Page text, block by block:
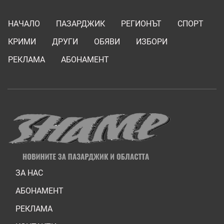
НАЧАЛО ПАЗАРДЖИК РЕГИОНЪТ
СПОРТ
КРИМИ
ДРУГИ ОБЯВИ
ИЗБОРИ
РЕКЛАМА
АБОНАМЕНТ
ЗА НАС
АБОНАМЕНТ
РЕКЛАМА